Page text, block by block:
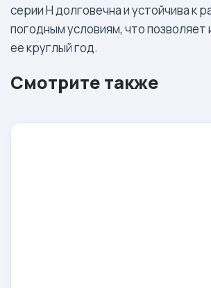
серии H долговечна и устойчива к
погодным условиям, что позволяет
ее круглый год.
Смотрите также